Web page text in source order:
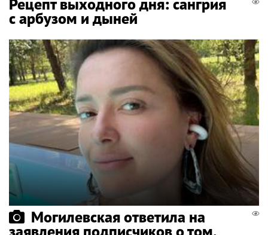
с арбузом и дыней
Могилевская ответила на